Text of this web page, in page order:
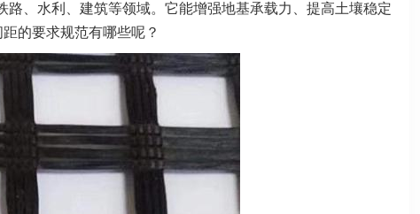
、水利、建筑等领域。它能增强地基承载力、提高土壤稳定
的要求规范有哪些呢？